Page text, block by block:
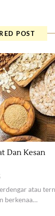
POST
Dan Kesan
atau
berkenaa…